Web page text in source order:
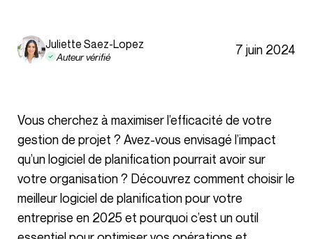
Juliette Saez-Lopez
Auteur vérifié 7 juin 2024
Vous cherchez à maximiser l’efficacité de votre
gestion de projet ? Avez-vous envisagé l’impact
qu’un logiciel de planification pourrait avoir sur
votre organisation ? Découvrez comment choisir le
meilleur logiciel de planification pour votre
entreprise en 2025 et pourquoi c’est un outil